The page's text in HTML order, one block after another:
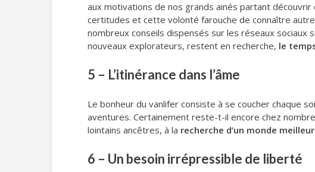
aux motivations de nos grands ainés partant
certitudes et cette volonté farouche de connaître
nombreux conseils dispensés sur les réseaux
nouveaux explorateurs, restent en recherche, le
5 – L’itinérance dans l’âme
Le bonheur du vanlifer consiste à se coucher chaque
aventures. Certainement reste-t-il encore chez
lointains ancêtres, à la recherche d’un monde meilleur
6 – Un besoin irrépressible de liberté